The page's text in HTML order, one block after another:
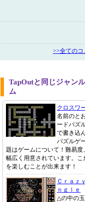
>>全てのコ
TapOutと同じジャン
ム
クロスワ
名前のと
ードパズ
で書き込
パズルゲ
題はゲームについて！難易度
幅広く用意されています。こ
を楽しむことが出来ます！
Ｃｒａｚ
ｎｇｌｅ
△の中の